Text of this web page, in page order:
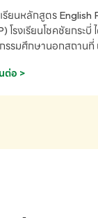
า (EP.1-6)
รียนหลักสูตร English
โรงเรียนโชคชัยกระบี่
รรมศึกษานอกสถานที่
เพื่อเสริมทัก
ชัยกระบี่-สอบถามข้อมู
ต่อ >